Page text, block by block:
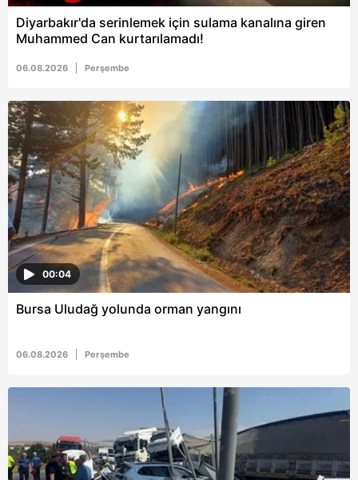
vasıtasıyla belirleyebilirsiniz. Çerezlere ilişkin detaylı bilgi
için Ayarlar butonuna tıklayabilir,Çerez Bilgilendirme
Metnimizi
ziyaret edebilirsiniz.
hazırlanmış Aydınlatma Metnimizi okumak ve sitemizde
ilgili mevzuata uygun olarak kullanılan çerezlerle ilgili bilgi
almak için lütfentıklayınız
Diyarbakır'da serinlemek için sulama kanalına giren
Muhammed Can kurtarılamadı!
06.08.2026 Perşembe
00:04
Bursa Uludağ yolunda orman yangını
06.08.2026 Perşembe